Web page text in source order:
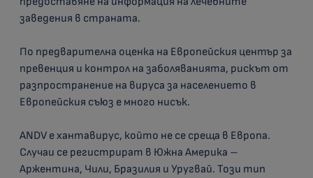
заведения в страната.
По предварителна оценка на Европейския център за
превенция и контрол на заболяванията, рискът от
разпространение на вируса за населението в
Европейския съюз е много нисък.
ANDV е хантавирус, който не се среща в Европа.
Случаи се регистрират в Южна Америка –
Аржентина, Чили, Бразилия и Уругвай. Този тип